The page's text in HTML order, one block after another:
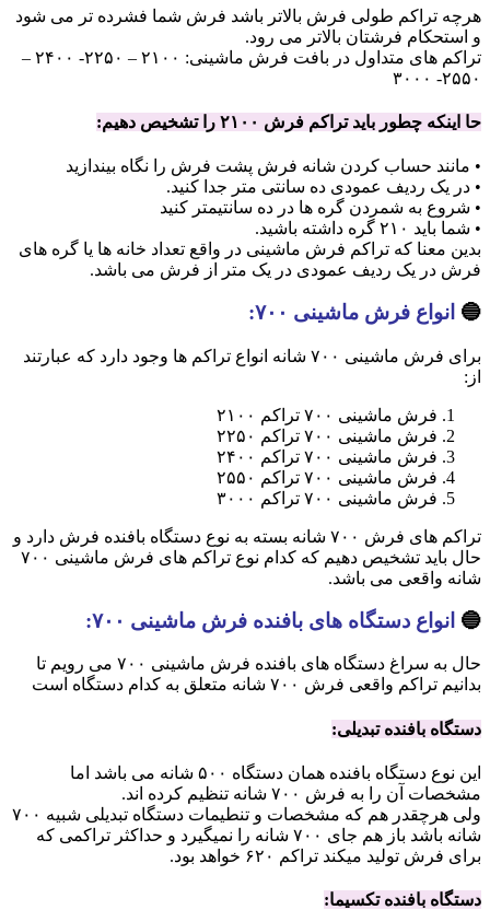
هرچه تراکم طولی فرش بالاتر باشد فرش شما فشرده تر می شود
و استحکام فرشتان بالاتر می رود.
تراکم های متداول در بافت فرش ماشینی: ۲۱۰۰ – ۲۲۵۰- ۲۴۰۰ –
۲۵۵۰- ۳۰۰۰
حا اینکه چطور باید تراکم فرش ۲۱۰۰ را تشخیص دهیم:
• مانند حساب کردن شانه فرش پشت فرش را نگاه بیندازید
• در یک ردیف عمودی ده سانتی متر جدا کنید.
• شروع به شمردن گره ها در ده سانتیمتر کنید
• شما باید ۲۱۰ گره داشته باشید.
بدین معنا که تراکم فرش ماشینی در واقع تعداد خانه ها یا گره های
فرش در یک ردیف عمودی در یک متر از فرش می باشد.
🔵 انواع فرش ماشینی ۷۰۰:
برای فرش ماشینی ۷۰۰ شانه انواع تراکم ها وجود دارد که عبارتند
از:
فرش ماشینی ۷۰۰ تراکم ۲۱۰۰
فرش ماشینی ۷۰۰ تراکم ۲۲۵۰
فرش ماشینی ۷۰۰ تراکم ۲۴۰۰
فرش ماشینی ۷۰۰ تراکم ۲۵۵۰
فرش ماشینی ۷۰۰ تراکم ۳۰۰۰
تراکم های فرش ۷۰۰ شانه بسته به نوع دستگاه بافنده فرش دارد و
حال باید تشخیص دهیم که کدام نوع تراکم های فرش ماشینی ۷۰۰
شانه واقعی می باشد.
🔵 انواع دستگاه های بافنده فرش ماشینی ۷۰۰:
حال به سراغ دستگاه های بافنده فرش ماشینی ۷۰۰ می رویم تا
بدانیم تراکم واقعی فرش ۷۰۰ شانه متعلق به کدام دستگاه است
دستگاه بافنده تبدیلی:
این نوع دستگاه بافنده همان دستگاه ۵۰۰ شانه می باشد اما
مشخصات آن را به فرش ۷۰۰ شانه تنظیم کرده اند.
ولی هرچقدر هم که مشخصات و تنطیمات دستگاه تبدیلی شبیه ۷۰۰
شانه باشد باز هم جای ۷۰۰ شانه را نمیگیرد و حداکثر تراکمی که
برای فرش تولید میکند تراکم ۶۲۰ خواهد بود.
دستگاه بافنده تکسیما: